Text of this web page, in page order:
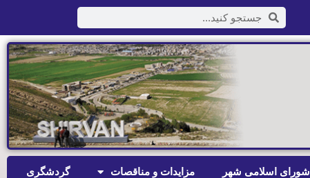
شورای اسلامی شهر مزایدات و مناقصات گردشگری